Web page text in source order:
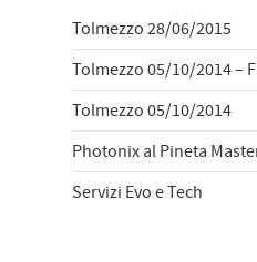
Tolmezzo 28/06/2015
Tolmezzo 05/10/2014 –
Tolmezzo 05/10/2014
Photonix al Pineta
Servizi Evo e Tech